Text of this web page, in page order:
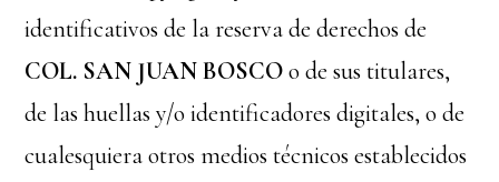
identificativos de la reserva de derechos de
COL. SAN JUAN BOSCOo de sus titulares,
de las huellas y/o identificadores digitales, o de
cualesquiera otros medios técnicos establecidos